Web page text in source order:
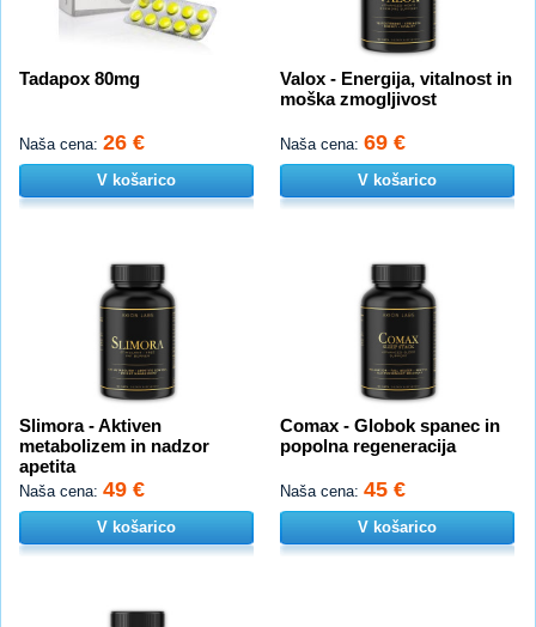
Tadapox 80mg
Naša cena: 26 €
V košarico
Valox - Energija, vitalnost in
moška zmogljivost
Naša cena: 69 €
V košarico
Slimora - Aktiven
metabolizem in nadzor
apetita
Naša cena: 49 €
V košarico
Comax - Globok spanec in
popolna regeneracija
Naša cena: 45 €
V košarico